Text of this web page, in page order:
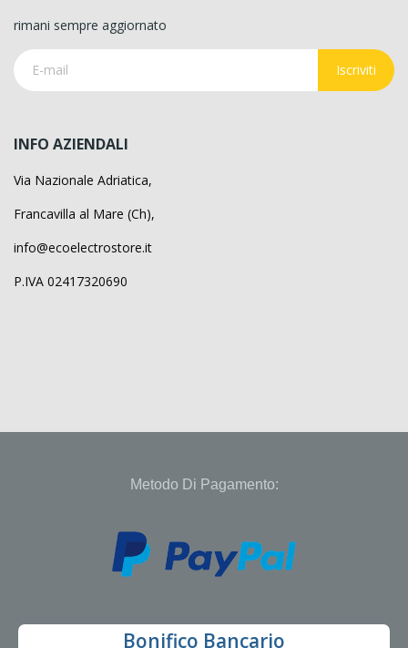
rimani sempre aggiornato
Iscriviti
INFO AZIENDALI
Via Nazionale Adriatica,
Francavilla al Mare (Ch),
info@ecoelectrostore.it
P.IVA 02417320690
Metodo Di Pagamento:
Bonifico Bancario